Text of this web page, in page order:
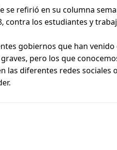
refirió en su columna
los estudiantes y
gobiernos que han
pero los que
las diferentes redes